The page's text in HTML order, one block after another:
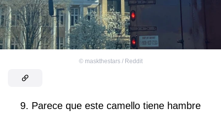
© maskthestars / Reddit
9. Parece que este camello tiene hambre